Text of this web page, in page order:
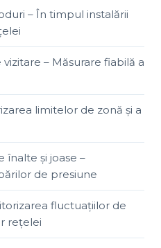
– În timpul instalării
– Măsurare fiabilă a
limitelor de zonă și a
înalte și joase –
de presiune
fluctuațiilor de
rețelei